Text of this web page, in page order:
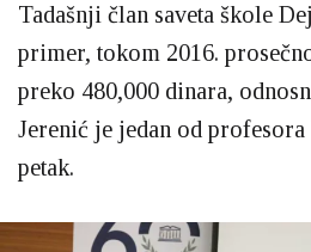
Tadašnji član saveta škole
primer, tokom 2016.
preko 480,000 dinara,
Jerenić je jedan od
petak.